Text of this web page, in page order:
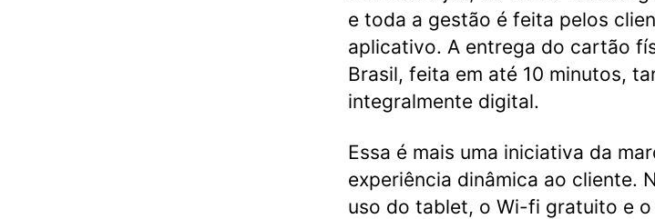
e toda a gestão é feita pelos
aplicativo. A entrega do cartão
Brasil, feita em até 10 minutos,
integralmente digital.
Essa é mais uma iniciativa da
experiência dinâmica ao cliente.
uso do tablet, o Wi-fi gratuito e